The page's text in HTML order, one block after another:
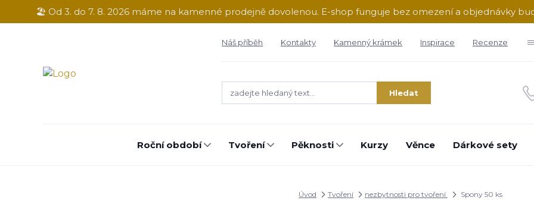
🏖️ Od 3. do 7. 8. 2026 máme na kamenné prodejně dovolenou. E-shop funguje bez omezení a objednávky
Náš příběh Kontakty Kamenný krámek Inspirace Recenze
Hledat
Roční období Tvoření Pěknosti Kurzy Věnce Dárkové sety
Úvod Tvoření nezbytnosti pro tvoření Spony 50 ks